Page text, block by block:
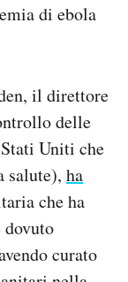
di ebola
il direttore
delle
Uniti che
salute), ha
che ha
curato